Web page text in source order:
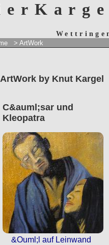
> ArtWork
ArtWork by Knut Kargel
C&auml;sar und
Kleopatra
&Ouml;l auf Leinwand